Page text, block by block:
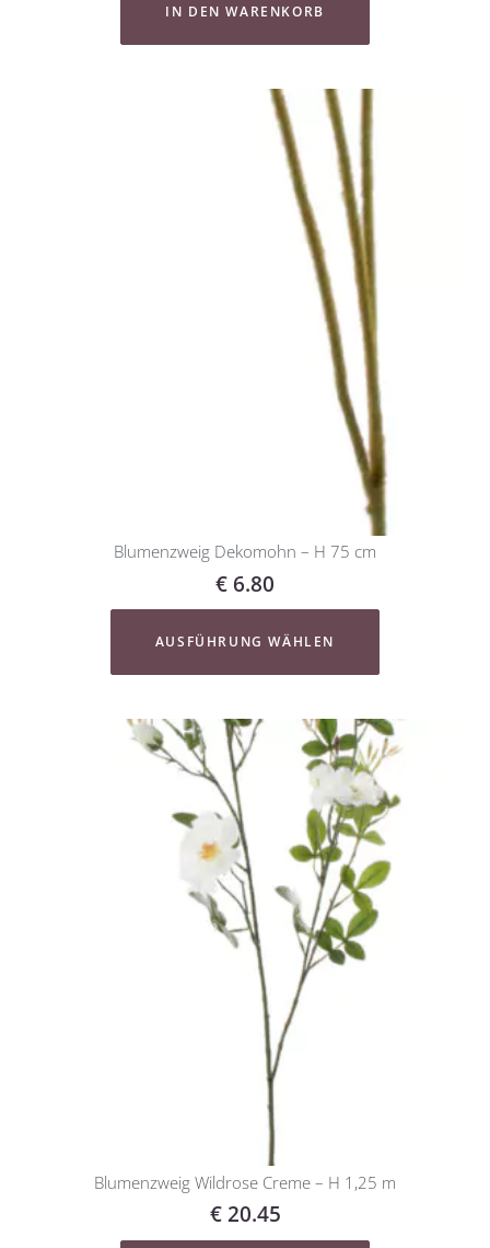
IN DEN WARENKORB
Blumenzweig Dekomohn – H 75 cm
€ 6.80
AUSFÜHRUNG WÄHLEN
Blumenzweig Wildrose Creme – H 1,25 m
€20.45